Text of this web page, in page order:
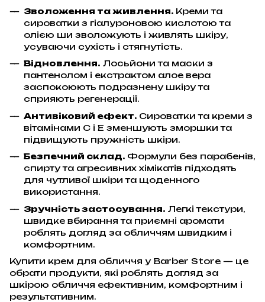
Зволоження та живлення. Креми та
сироватки з гіалуроновою кислотою та
олією ши зволожують і живлять шкіру,
усуваючи сухість і стягнутість.
Відновлення. Лосьйони та маски з
пантенолом і екстрактом алое вера
заспокоюють подразнену шкіру та
сприяють регенерації.
Антивіковий ефект. Сироватки та креми з
вітамінами С і Е зменшують зморшки та
підвищують пружність шкіри.
Безпечний склад. Формули без парабенів,
спирту та агресивних хімікатів підходять
для чутливої шкіри та щоденного
використання.
Зручність застосування. Легкі текстури,
швидке вбирання та приємні аромати
роблять догляд за обличчям швидким і
комфортним.
Купити крем для обличчя у Barber Store — це
обрати продукти, які роблять догляд за
шкірою обличчя ефективним, комфортним і
результативним.